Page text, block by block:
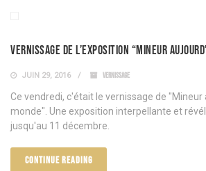
Vernissage de l’exposition “Mineur
JUIN 29, 2016 VERNISSAGE
Ce vendredi, c'était le vernissage de "Mineur
monde". Une exposition interpellante et
jusqu'au 11 décembre.
CONTINUE READING